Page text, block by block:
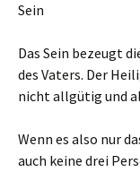
Sein
Das Sein bezeugt
des Vaters. Der
nicht allgütig und
Wenn es also nur
auch keine drei